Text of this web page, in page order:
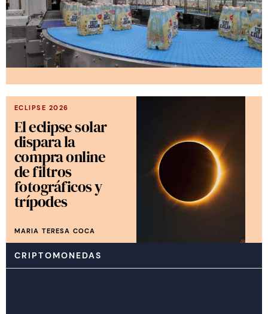
ECLIPSE 2026
El eclipse solar
dispara la
compra online
de filtros
fotográficos y
trípodes
MARIA TERESA COCA
CRIPTOMONEDAS